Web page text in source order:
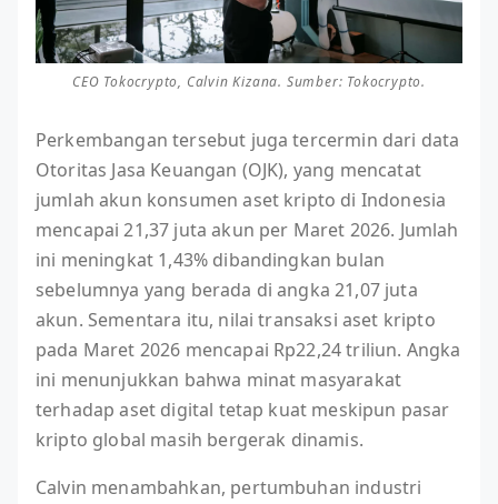
CEO Tokocrypto, Calvin Kizana. Sumber: Tokocrypto.
Perkembangan tersebut juga tercermin dari data
Otoritas Jasa Keuangan (OJK), yang mencatat
jumlah akun konsumen aset kripto di Indonesia
mencapai 21,37 juta akun per Maret 2026. Jumlah
ini meningkat 1,43% dibandingkan bulan
sebelumnya yang berada di angka 21,07 juta
akun. Sementara itu, nilai transaksi aset kripto
pada Maret 2026 mencapai Rp22,24 triliun. Angka
ini menunjukkan bahwa minat masyarakat
terhadap aset digital tetap kuat meskipun pasar
kripto global masih bergerak dinamis.
Calvin menambahkan, pertumbuhan industri